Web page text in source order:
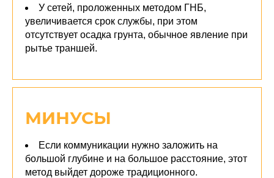
У сетей, проложенных методом ГНБ,
увеличивается срок службы, при этом
отсутствует осадка грунта, обычное явление при
рытье траншей.
МИНУСЫ
Если коммуникации нужно заложить на
большой глубине и на большое расстояние, этот
метод выйдет дороже традиционного.